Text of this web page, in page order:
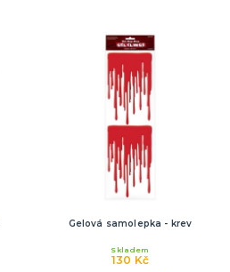
Gelová samolepka - krev
130 Kč
Skladem